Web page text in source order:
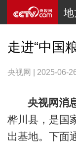
走进“中国
央视网 | 2025-06-
央视网消
桦川县，是国
出基地。下面